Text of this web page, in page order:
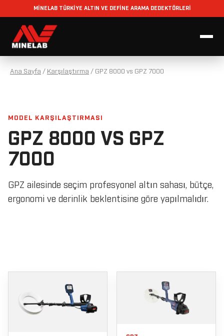
MİNELAB TÜRKİYE ALTIN VE DEFİNE ARAMA DEDEKTÖRLERİ
Ana Sayfa / Karşılaştırma / GPZ 8000 vs GPZ 7000
MODEL KARŞILAŞTIRMASI
GPZ 8000 VS GPZ
7000
GPZ ailesinde seçim profesyonel altın sahası, bütçe,
ergonomi ve derinlik beklentisine göre yapılmalıdır.